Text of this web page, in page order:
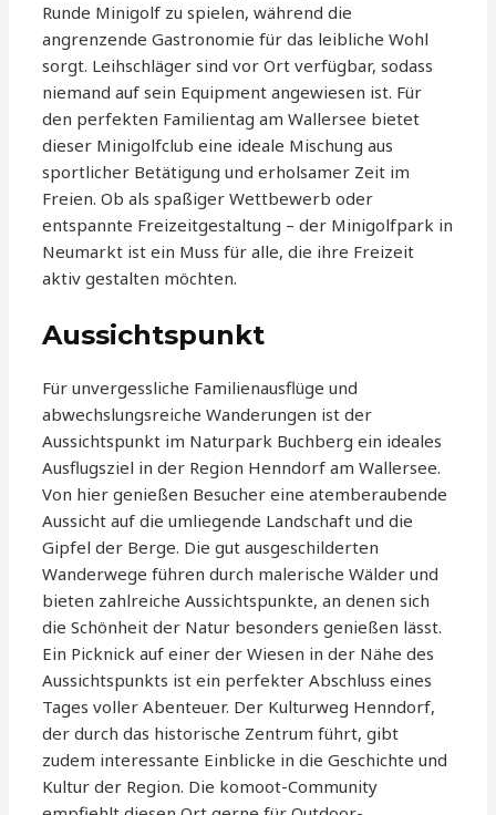
Runde Minigolf zu spielen, während die
angrenzende Gastronomie für das leibliche Wohl
sorgt. Leihschläger sind vor Ort verfügbar, sodass
niemand auf sein Equipment angewiesen ist. Für
den perfekten Familientag am Wallersee bietet
dieser Minigolfclub eine ideale Mischung aus
sportlicher Betätigung und erholsamer Zeit im
Freien. Ob als spaßiger Wettbewerb oder
entspannte Freizeitgestaltung – der Minigolfpark in
Neumarkt ist ein Muss für alle, die ihre Freizeit
aktiv gestalten möchten.
Aussichtspunkt
Für unvergessliche Familienausflüge und
abwechslungsreiche Wanderungen ist der
Aussichtspunkt im Naturpark Buchberg ein ideales
Ausflugsziel in der Region Henndorf am Wallersee.
Von hier genießen Besucher eine atemberaubende
Aussicht auf die umliegende Landschaft und die
Gipfel der Berge. Die gut ausgeschilderten
Wanderwege führen durch malerische Wälder und
bieten zahlreiche Aussichtspunkte, an denen sich
die Schönheit der Natur besonders genießen lässt.
Ein Picknick auf einer der Wiesen in der Nähe des
Aussichtspunkts ist ein perfekter Abschluss eines
Tages voller Abenteuer. Der Kulturweg Henndorf,
der durch das historische Zentrum führt, gibt
zudem interessante Einblicke in die Geschichte und
Kultur der Region. Die komoot-Community